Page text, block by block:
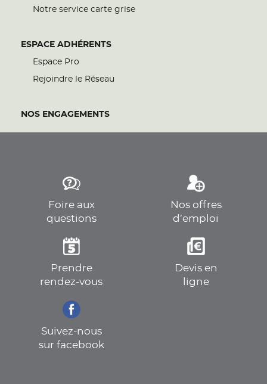
Notre service carte grise
ESPACE ADHÉRENTS
Espace Pro
Rejoindre le Réseau
NOS ENGAGEMENTS
Foire aux
questions
Nos offres
d’emploi
Prendre
rendez-vous
Devis en
ligne
Suivez-nous
sur facebook